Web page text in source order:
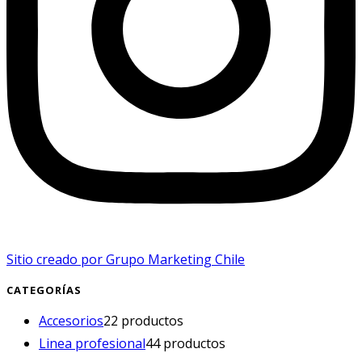
Sitio creado por Grupo Marketing Chile
CATEGORÍAS
Accesorios22 productos
Linea profesional44 productos